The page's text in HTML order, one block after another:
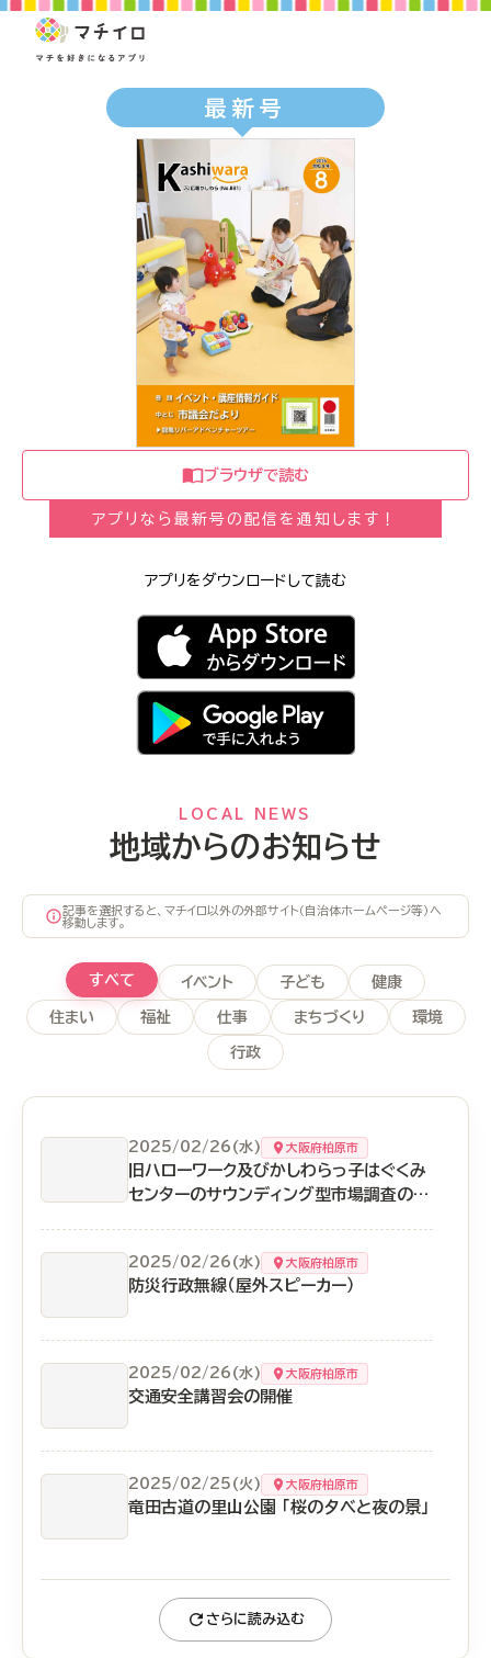
最新号
ブラウザで読む
アプリなら最新号の配信を通知します！
アプリをダウンロードして読む
LOCAL NEWS
地域からのお知らせ
記事を選択すると、マチイロ以外の外部サイト（自治体ホームページ等）へ
移動します。
すべて イベント 子ども 健康
住まい 福祉 仕事 まちづくり 環境
行政
2025/02/26(水) 大阪府柏原市
旧ハローワーク及びかしわらっ子はぐくみ
センターのサウンディング型市場調査の実
2025/02/26(水) 大阪府柏原市
防災行政無線（屋外スピーカー）
2025/02/26(水) 大阪府柏原市
交通安全講習会の開催
2025/02/25(火) 大阪府柏原市
竜田古道の里山公園 「桜の夕べと夜の景」
さらに読み込む